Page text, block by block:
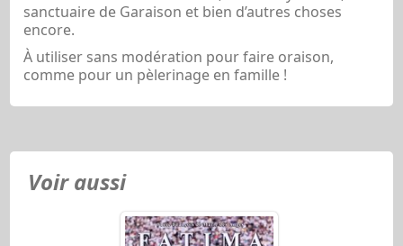
sanctuaire de Garaison et bien d’autres choses
encore.
À utiliser sans modération pour faire oraison,
comme pour un pèlerinage en famille !
Voir aussi